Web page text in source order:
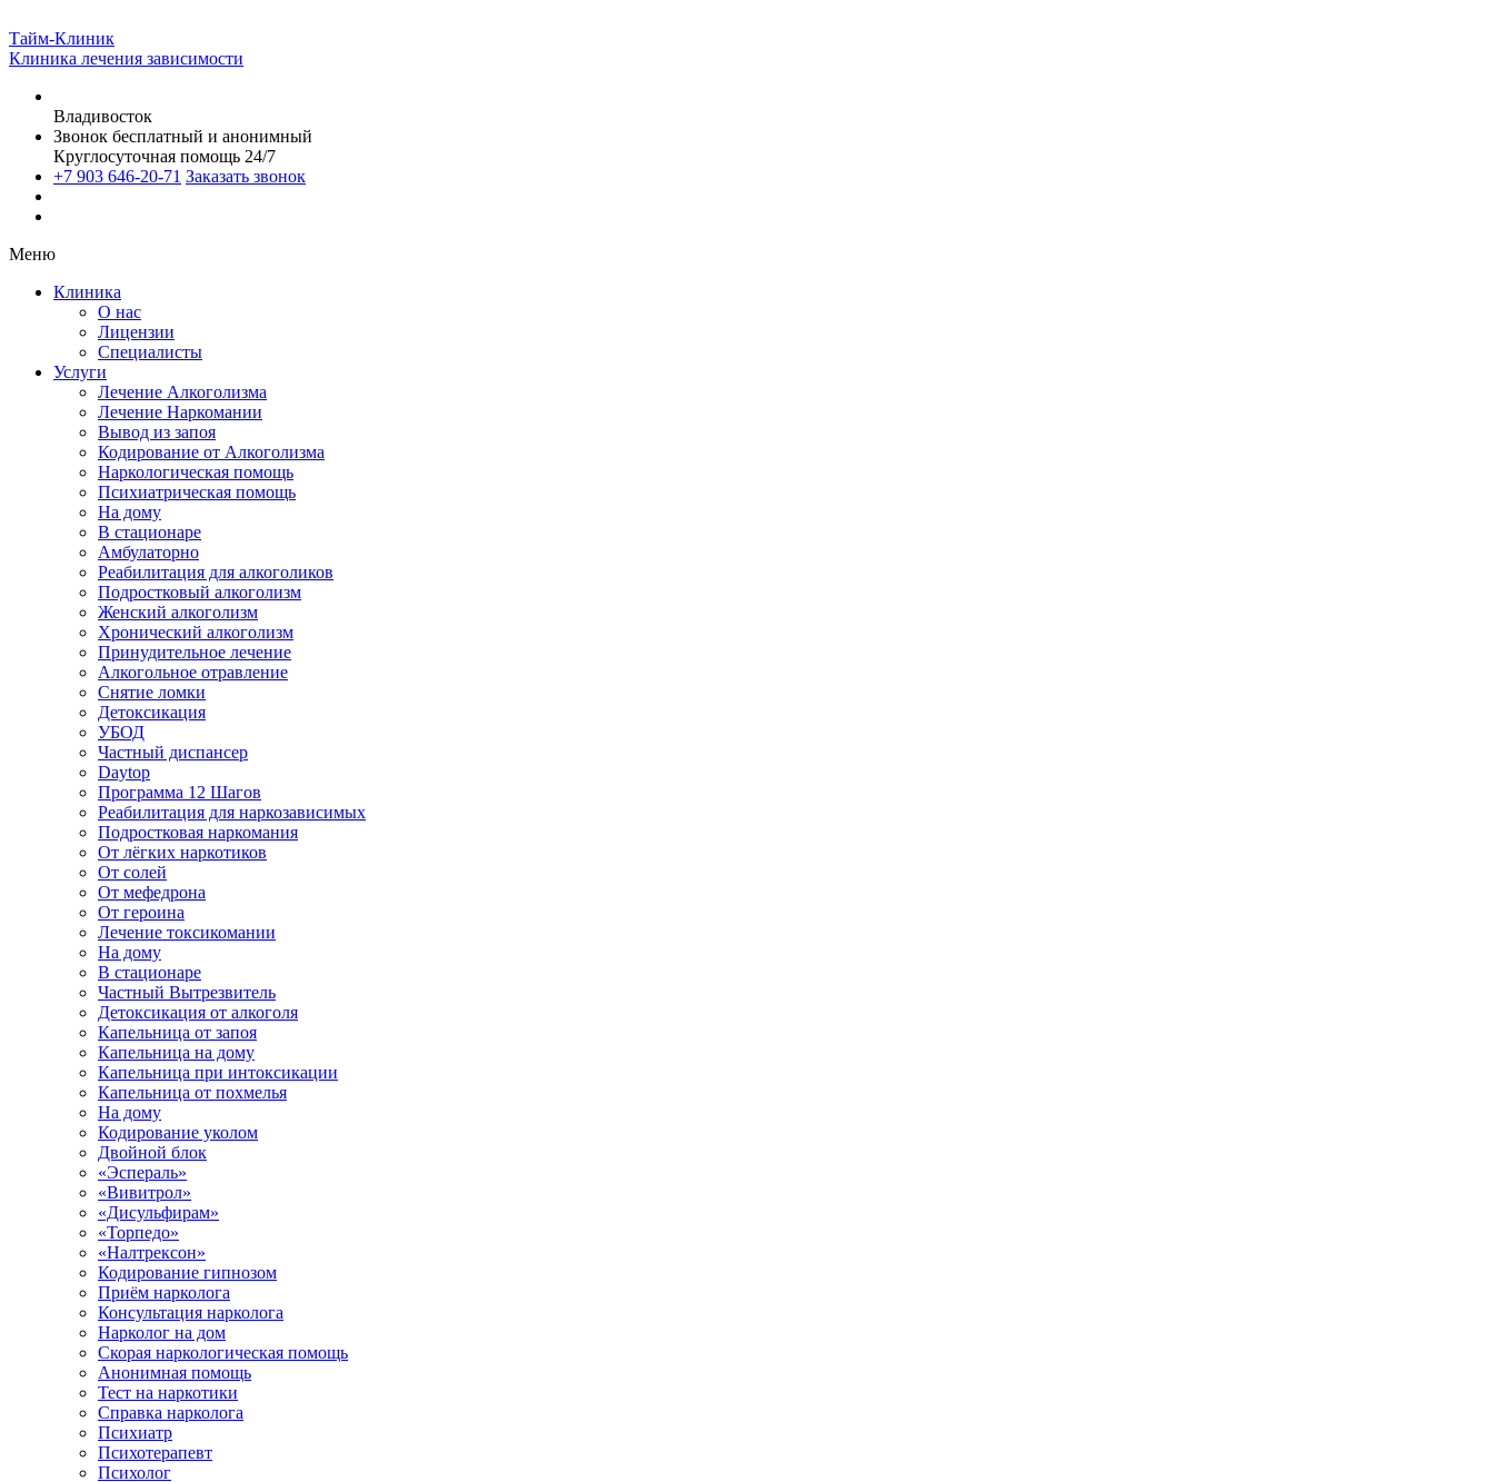
Тайм-Клиник
Клиника лечения зависимости
Владивосток
Звонок бесплатный и анонимный
Круглосуточная помощь 24/7
+7 903 646-20-71 Заказать звонок
Меню
Клиника
О нас
Лицензии
Специалисты
Услуги
Лечение Алкоголизма
Лечение Наркомании
Вывод из запоя
Кодирование от Алкоголизма
Наркологическая помощь
Психиатрическая помощь
На дому
В стационаре
Амбулаторно
Реабилитация для алкоголиков
Подростковый алкоголизм
Женский алкоголизм
Хронический алкоголизм
Принудительное лечение
Алкогольное отравление
Снятие ломки
Детоксикация
УБОД
Частный диспансер
Daytop
Программа 12 Шагов
Реабилитация для наркозависимых
Подростковая наркомания
От лёгких наркотиков
От солей
От мефедрона
От героина
Лечение токсикомании
На дому
В стационаре
Частный Вытрезвитель
Детоксикация от алкоголя
Капельница от запоя
Капельница на дому
Капельница при интоксикации
Капельница от похмелья
На дому
Кодирование уколом
Двойной блок
«Эспераль»
«Вивитрол»
«Дисульфирам»
«Торпедо»
«Налтрексон»
Кодирование гипнозом
Приём нарколога
Консультация нарколога
Нарколог на дом
Скорая наркологическая помощь
Анонимная помощь
Тест на наркотики
Справка нарколога
Психиатр
Психотерапевт
Психолог